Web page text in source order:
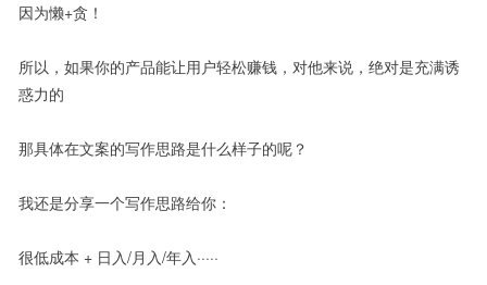
因为懒+贪！
所以，如果你的产品能让用户轻松赚钱，对他来说，绝对是充满诱
惑力的
那具体在文案的写作思路是什么样子的呢？
我还是分享一个写作思路给你：
很低成本 + 日入/月入/年入·····